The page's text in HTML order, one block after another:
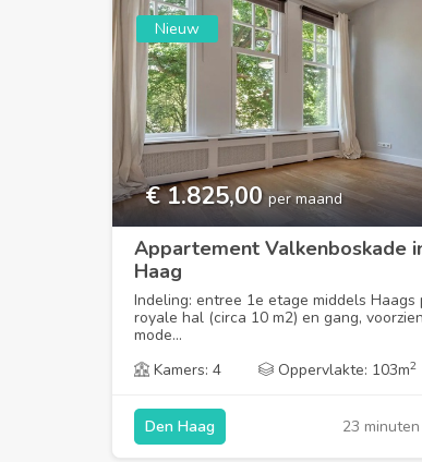
Nieuw
€ 1.825,00 per maand
Appartement Valkenboskade
Haag
Indeling: entree 1e etage middels Haags
royale hal (circa 10 m2) en gang,
mode...
Kamers: 4
Oppervlakte: 103m2
23
Den Haag